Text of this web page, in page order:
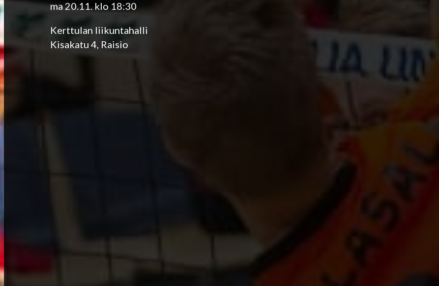
ma 20.11. klo 18:30
Kerttulan liikuntahalli
Kisakatu 4, Raisio